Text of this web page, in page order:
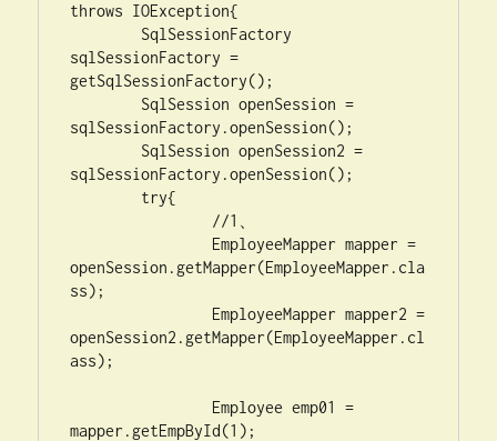
throws IOException{
sqlSessionFactory =
getSqlSessionFactory();
sqlSessionFactory.openSession();
sqlSessionFactory.openSession();
openSession.getMapper(EmployeeMapper.cla
ss);
openSession2.getMapper(EmployeeMapper.cl
ass);
mapper.getEmpById(1);